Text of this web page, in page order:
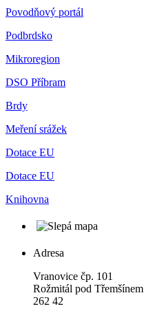
Povodňový portál
Podbrdsko
Mikroregion
DSO Příbram
Brdy
Meření srážek
Dotace EU
Dotace EU
Knihovna
Adresa
Vranovice čp. 101
Rožmitál pod Třemšínem
262 42